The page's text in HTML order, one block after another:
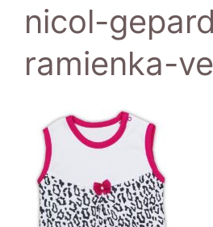
nicol-
ramienka-